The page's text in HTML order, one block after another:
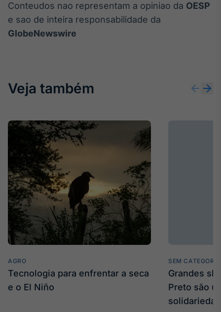
Conteudos nao representam a opiniao da OESP
e sao de inteira responsabilidade da
GlobeNewswire
Veja também
AGRO
Tecnologia para enfrentar a seca
e o El Niño
SEM CATEGORIA
Grandes
Preto são